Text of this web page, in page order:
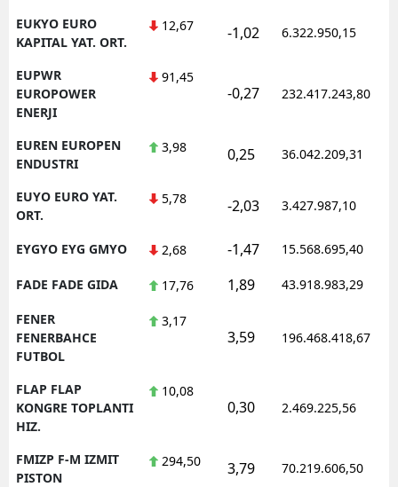
EUKYO EURO
KAPITAL YAT. ORT.
12,67 -1,02 6.322.950,15
EUPWR
EUROPOWER
ENERJI
91,45
-0,27 232.417.243,80
EUREN EUROPEN
ENDUSTRI
3,98 0,25 36.042.209,31
EUYO EURO YAT.
ORT.
5,78 -2,03 3.427.987,10
EYGYO EYG GMYO 2,68 -1,47 15.568.695,40
FADE FADE GIDA 17,76 1,89 43.918.983,29
FENER
FENERBAHCE
FUTBOL
3,17
3,59 196.468.418,67
FLAP FLAP
KONGRE TOPLANTI
HIZ.
10,08
0,30 2.469.225,56
FMIZP F-M IZMIT
PISTON
294,50 3,79 70.219.606,50